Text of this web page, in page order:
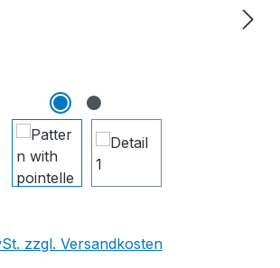
zzgl. Versandkosten